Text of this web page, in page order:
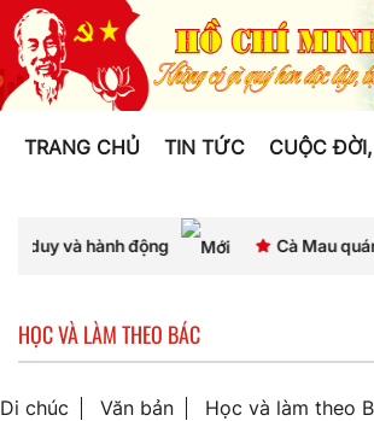
TRANG CHỦ TIN TỨC CUỘC ĐỜI,
Cà Mau quán triệt Chỉ thị số
HỌC VÀ LÀM THEO BÁC
Di chúc Văn bản Học và làm theo